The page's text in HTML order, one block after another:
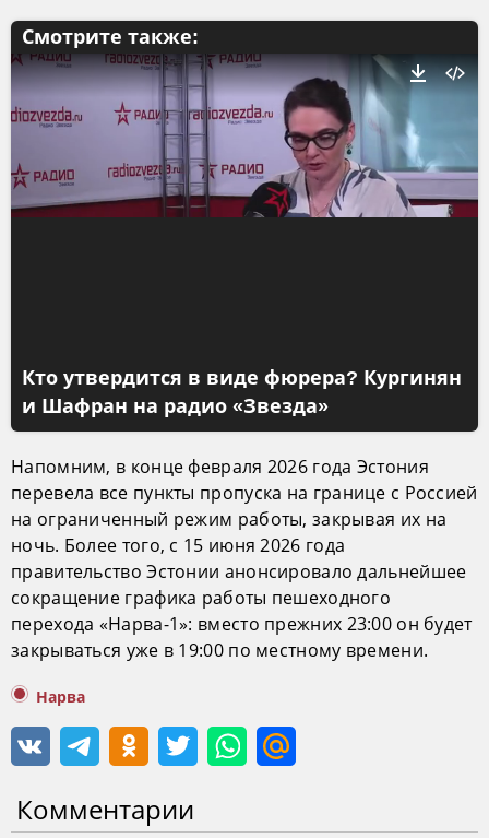
Смотрите также:
Кто утвердится в виде фюрера? Кургинян
и Шафран на радио «Звезда»
Напомним, в конце февраля 2026 года Эстония
перевела все пункты пропуска на границе с Россией
на ограниченный режим работы, закрывая их на
ночь. Более того, с 15 июня 2026 года
правительство Эстонии анонсировало дальнейшее
сокращение графика работы пешеходного
перехода «Нарва-1»: вместо прежних 23:00 он будет
закрываться уже в 19:00 по местному времени.
Нарва
Комментарии